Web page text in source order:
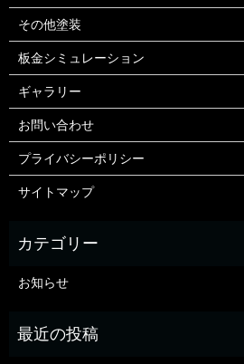
その他塗装
板金シミュレーション
ギャラリー
お問い合わせ
プライバシーポリシー
サイトマップ
お知らせ